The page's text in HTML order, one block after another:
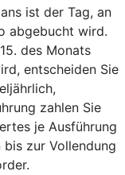
ist der Tag, an
abgebucht wird.
des Monats
entscheiden Sie
zahlen Sie
je Ausführung
bis zur Vollendung